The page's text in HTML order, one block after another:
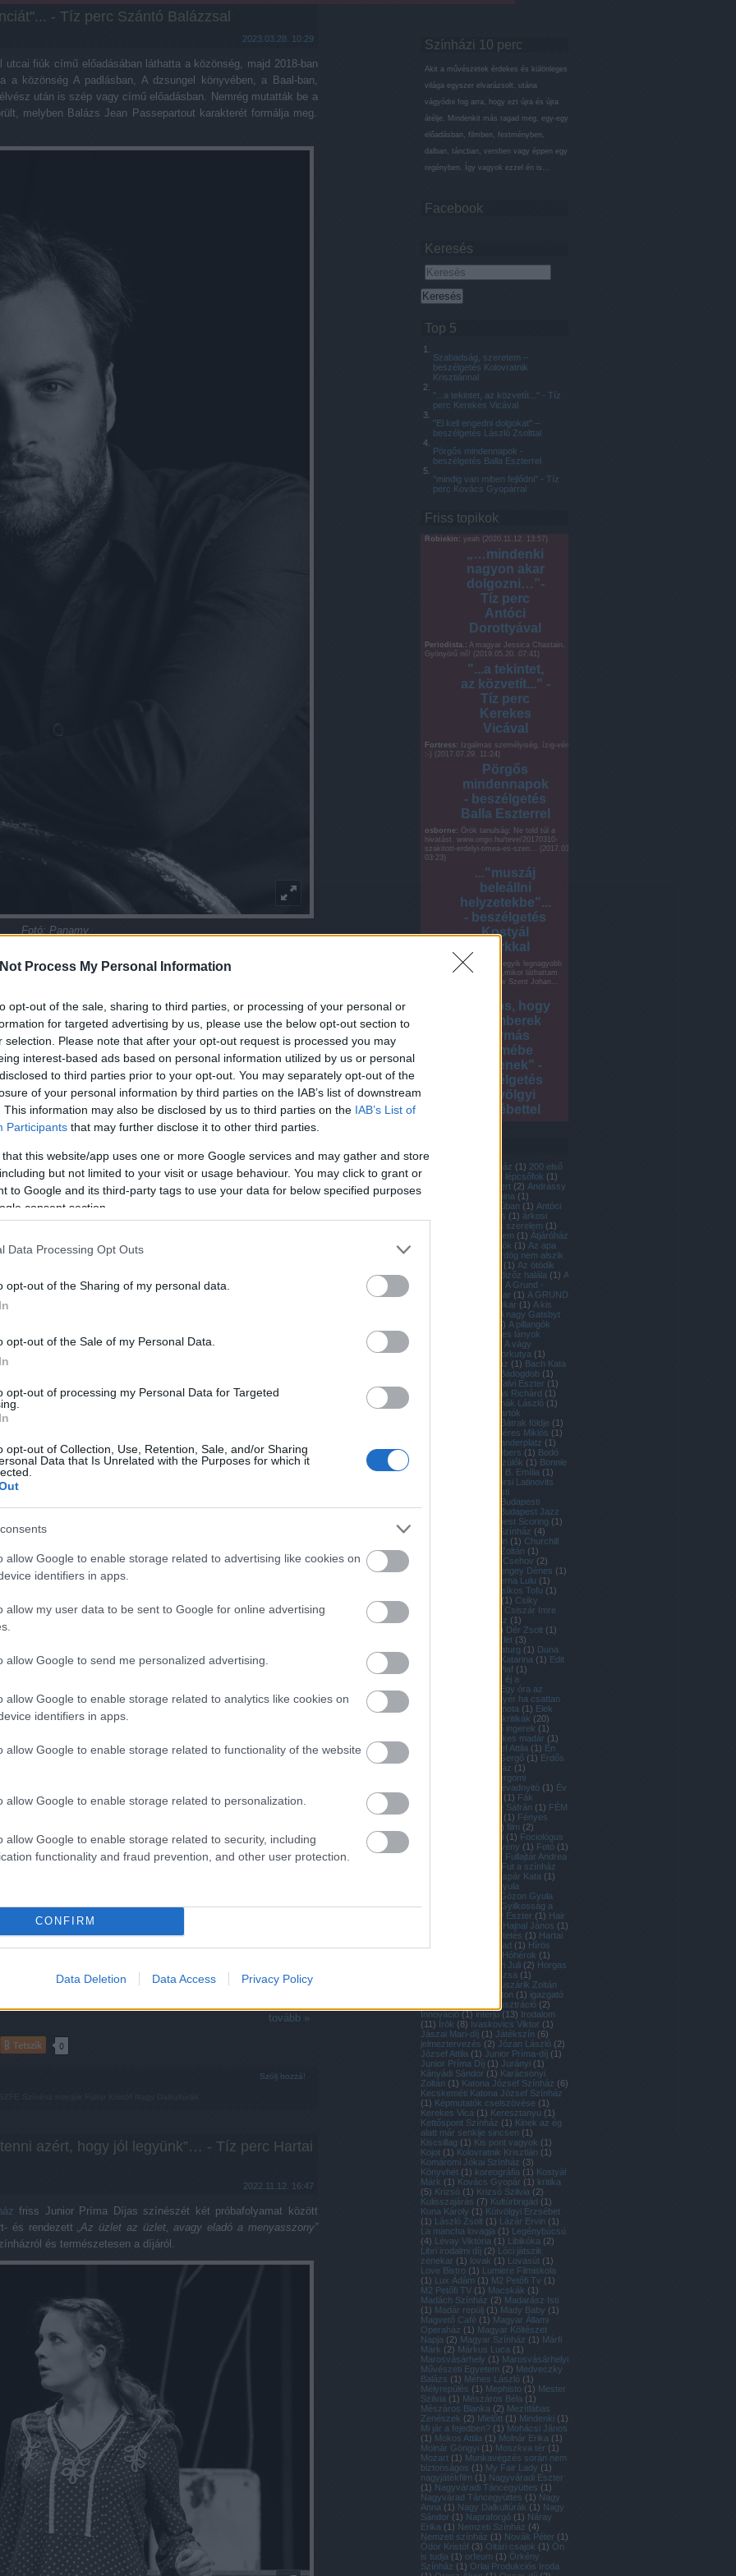
Process My Personal Information
opt-out of the sale, sharing to third parties, or processing of your personal or
for targeted advertising by us, please use the below opt-out section to
selection. Please note that after your opt-out request is processed you may
interest-based ads based on personal information utilized by us or personal
to third parties prior to your opt-out. You may separately opt-out of the
of your personal information by third parties on the IAB’s list of downstream
This information may also be disclosed by us to third parties on the IAB’s List of
Participants that may further disclose it to other third parties.
that this website/app uses one or more Google services and may gather and store
but not limited to your visit or usage behaviour. You may click to grant or
to Google and its third-party tags to use your data for below specified purposes
consent section.
Data Processing Opt Outs
opt-out of the Sharing of my personal data.
opt-out of the Sale of my Personal Data.
opt-out of processing my Personal Data for Targeted
opt-out of Collection, Use, Retention, Sale, and/or Sharing
Data that Is Unrelated with the Purposes for which it
allow Google to enable storage related to advertising like cookies on
identifiers in apps.
allow my user data to be sent to Google for online advertising
allow Google to send me personalized advertising.
allow Google to enable storage related to analytics like cookies on
identifiers in apps.
allow Google to enable storage related to functionality of the website
allow Google to enable storage related to personalization.
allow Google to enable storage related to security, including
functionality and fraud prevention, and other user protection.
CONFIRM
Data Deletion Data Access Privacy Policy
Színházi 10 perc
Akit a művészetek érdekes és különleges
világa egyszer elvarázsolt, utána
vágyódni fog arra, hogy ezt újra és újra
átélje. Mindenkit más ragad meg, egy-egy
előadásban, filmben, festményben,
dalban, táncban, versben vagy éppen egy
regényben. Így vagyok ezzel én is…
Facebook
Keresés
Top 5
Szabadság, szeretem –
beszélgetés Kolovratnik
Krisztiánnal
"...a tekintet, az közvetít..." - Tíz
perc Kerekes Vicával
"El kell engedni dolgokat" –
beszélgetés László Zsolttal
Pörgős mindennapok -
beszélgetés Balla Eszterrel
"mindig van miben fejlődni" - Tíz
perc Kovács Gyopárral
Friss topikok
Robiekin: yeah (2020.11.12. 13:57)
„…mindenki
nagyon akar
dolgozni…”-
Tíz perc
Antóci
Dorottyával
Periodista.: A magyar Jessica Chastain.
Gyönyörű nő! (2019.05.20. 07:41)
"...a tekintet,
az közvetít..." -
Tíz perc
Kerekes
Vicával
Fortress: Izgalmas személyiség, ízig-vérig nő.
:-) (2017.07.29. 11:24)
Pörgős
mindennapok
- beszélgetés
Balla Eszterrel
osborne: Örök tanulság: Ne told túl a
hivatást. www.origo.hu/teve/20170310-
szakitott-erdelyi-timea-es-szen...
(2017.03.11.
03:23)
..."muszáj
beleállni
helyzetekbe"...
- beszélgetés
Kostyál
Márkkal
staropramen:
Életem egyik legnagyobb
színházi élménye volt ,mikor láthattam
Johannát játszani Shaw Szent Johan...
"Fontos, hogy
az emberek
egymás
szemébe
nézzenek" -
beszélgetés
Kútvölgyi
Erzsébettel
125 éves a Vígszínház (1) 200 első
randi
39 lépcsőfok (1)
Alföldi Róbert (2) Andrássy
Máté
Anna Karenina (1)
Anonyma/ Nő háborúban (1) Antóci
Apatigris (1) árkosi
Ármány és szerelem (1)
Aszittem (1) Átjáróház
Átutazók (1) Az apa
Az ördög nem alszik
(1) Az ötödik
a dizőz halála (1) A
A Grund -
vígszínházi fiúzenekar (1) A GRUND
- vígszínházi fiúzenekar (1) A kis
A nagy Gatsbyt
3) A pillangók
A rendes lányok
A vágy
A vándorkutya (1)
Babits Mihály Színház (1) Bach Kata
Bádogdob (1)
Bánfalvi Eszter (1)
Barabás Richárd (1)
Barnák László (1)
Bartók
Bátrak földje (1)
Béres Miklós (1)
Berlin Alexanderplatz (1)
Biebers (1) Bodó
Bogaras Szülők (1) Bonnie
Borbély B. Emília (1)
Budaörsi Latinovits
Budapesti
Budapesti
Operettszínház
Budapest Jazz
Budapest Scoring (1)
Centrál Színház (4)
Chopin (1) Churchill
Csadi Zoltán (1)
Csehov (2)
Csengey Dénes (1)
Cserna Lulu (1)
Csíkos Tofu (1)
(1) Csiky
Csiszár Imre
Csokonai Színház (1)
) Dér Zsolt (1)
Díszlet (3)
Dramaturg (1) Duna
Durica Katarina (1) Edit
Edit Piaf (1)
Egy éj a
Egy óra az
Egy tenyér ha csattan
Ekanem Bálint Emota (1) Elek
Előadás kritikák (20)
Eltűnő ingerek (1)
Énekes madár (1)
Én József Attila (1) Én
Erdei Gergő (1) Erdős
Erkel Színház (1)
Esztergomi
évadnyitó (1) Év
(1) Fák
Fekete Sáfrán (1) FÉM
(1) Fényes
) film (2)
foci (1) Fociológus
Fösvény (1) Fotó (1)
Fullajtár Andrea
Fut a színház
Gáspár Kata (1)
gózon gyula
Gózon Gyula
Kamaraszínház
Gyilkosság a
Gyulay Eszter (1) Hair
Hajnal János (1)
Harmadik Figyelmeztetés (1) Hartai
Házi Színpad (1) Hírös
Hóhérok (1)
Horányi Juli (2) Horgas
Hullan Zsuzsa (1)
Huszárik Zoltán
Idegenek a vonaton (1) igazgató
illusztráció (2)
Innováció (1) interjú (13) Irodalom
(11) Írók (8) Ivaskovics Viktor (1)
Jászai Mari-díj (1) Játékszín (6)
jelmeztervezés (2) Józan László (2)
József Attila (1) Junior Príma-díj (1)
Junior Príma Díj (1) Jurányi (1)
Kányádi Sándor (1) Karácsonyi
Zoltán (1) Katona József Színház (6)
Kecskeméti Katona József Színház
(1) Képmutatók cselszövése (1)
Kerekes Vica (1) Keresztanyu (1)
Kettőspont Színház (1) Kinek az ég
alatt már senkije sincsen (1)
Kiscsillag (1) Kis pont vagyok (1)
Kojot (1) Kolovratnik Krisztián (1)
Komáromi Jókai Színház (3)
Könyvhét (1) koreográfia (1) Kostyál
Márk (1) Kovács Gyopár (1) kritika
(5) Krizsó (1) Krizsó Szilvia (2)
Kulisszajárás (7) Kultúrbrigád (1)
Kuna Károly (1) Kútvölgyi Erzsébet
(1) László Zsolt (1) Lázár Ervin (1)
La mancha lovagja (1) Legénybúcsú
(4) Lévay Viktória (1) Libikóka (2)
Libri irodalmi díj (2) Lóci játszik
zenekar (1) lovak (1) Lovasút (1)
Love Bistro (1) Lumiere Filmiskola
(1) Lux Ádám (1) M2 Petőfi Tv (1)
M2 Petőfi TV (1) Macskák (1)
Madách Színház (2) Madarász Isti
(1) Madár repülj (1) Mady Baby (1)
Magvető Café (1) Magyar Állami
Operaház (1) Magyar Költészet
Napja (2) Magyar Színház (1) Márfi
Márk (2) Márkus Luca (1)
Marosvásárhely (1) Marosvásárhelyi
Művészeti Egyetem (2) Medveczky
Balázs (1) Méhes László (1)
Mélyrepülés (1) Mephisto (1) Mester
Szilvia (1) Mészáros Béla (1)
Mészáros Blanka (2) Mezítlábas
Zenészek (2) Mielőtt (1) Mindenki (1)
Mi jár a fejedben? (1) Mohácsi János
(1) Mokos Attila (1) Molnár Erika (1)
Molnár Göngyi (1) Moszkva tér (1)
Mozart (1) Munkavégzés során nem
biztonságos (1) My Fair Lady (1)
nagyjátékfilm (1) Nagyváradi Eszter
(1) Nagyváradi Táncegyüttes (1)
Nagyvárad Táncegyüttes (1) Nagy
Anna (1) Nagy Dalkultúrák (1) Nagy
Sándor (1) Napraforgó (1) Náray
Erika (1) Nemzeti Színház (4)
Nemzeti színház (1) Novák Péter (1)
Ódor Kristóf (3) Oltári csajok (1) Ön
is tudja (1) orfeum (1) Örkény
Színház (1) Orlai Produkciós Iroda
- Tíz perc Szántó Balázzsal
2023.03.28. 10:29
fiúk című előadásában láthatta a közönség, majd 2018-ban
a közönség A padlásban, A dzsungel könyvében, a Baal-ban,
után is szép vagy című előadásban. Nemrég mutatták be a
melyben Balázs Jean Passepartout karakterét formálja meg.
Fotó: Panamy
Szólj hozzá!
Szántó Balázs Lóci játszik zenekar
perc Fülöp Kristóffal
2023.02.13. 20:15
esztergomi zeneiskola növendékeként találkoztam. Az álmai
színész lesz. Jelenleg a Színház- és Filmművészeti Egyetemen
jár. Nemrég debütált a Vígszínház egyik sikerdarabjában, A Pál
Fülöp Kristóf
tovább »
Tetszik 0
Szólj hozzá!
azért, hogy jól legyünk”… - Tíz perc Hartai
2022.11.12. 16:47
friss Junior Príma Díjas színészét két próbafolyamat között
és rendezett
„Az üzlet az üzlet, avagy eladó a menyasszony”
és természetesen a díjáról.